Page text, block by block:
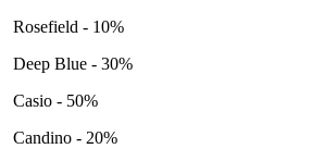
Rosefield - 10%
Deep Blue - 30%
Casio - 50%
Candino - 20%